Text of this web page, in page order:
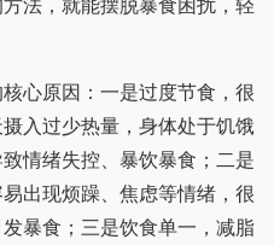
法，就能摆脱暴食困扰，轻
原因：一是过度节食，很
入过少热量，身体处于饥饿
情绪失控、暴饮暴食；二是
出现烦躁、焦虑等情绪，很
暴食；三是饮食单一，减脂